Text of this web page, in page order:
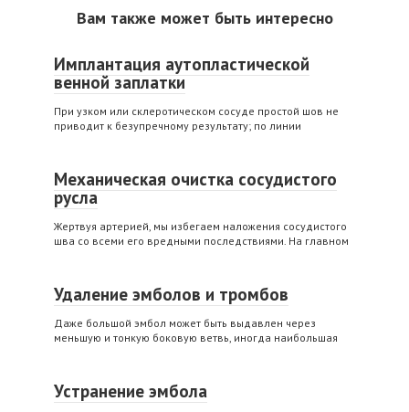
Вам также может быть интересно
Имплантация аутопластической
венной заплатки
При узком или склеротическом сосуде простой шов не
приводит к безупречному результату; по линии
Механическая очистка сосудистого
русла
Жертвуя артерией, мы избегаем наложения сосудистого
шва со всеми его вредными последствиями. На главном
Удаление эмболов и тромбов
Даже большой эмбол может быть выдавлен через
меньшую и тонкую боковую ветвь, иногда наибольшая
Устранение эмбола